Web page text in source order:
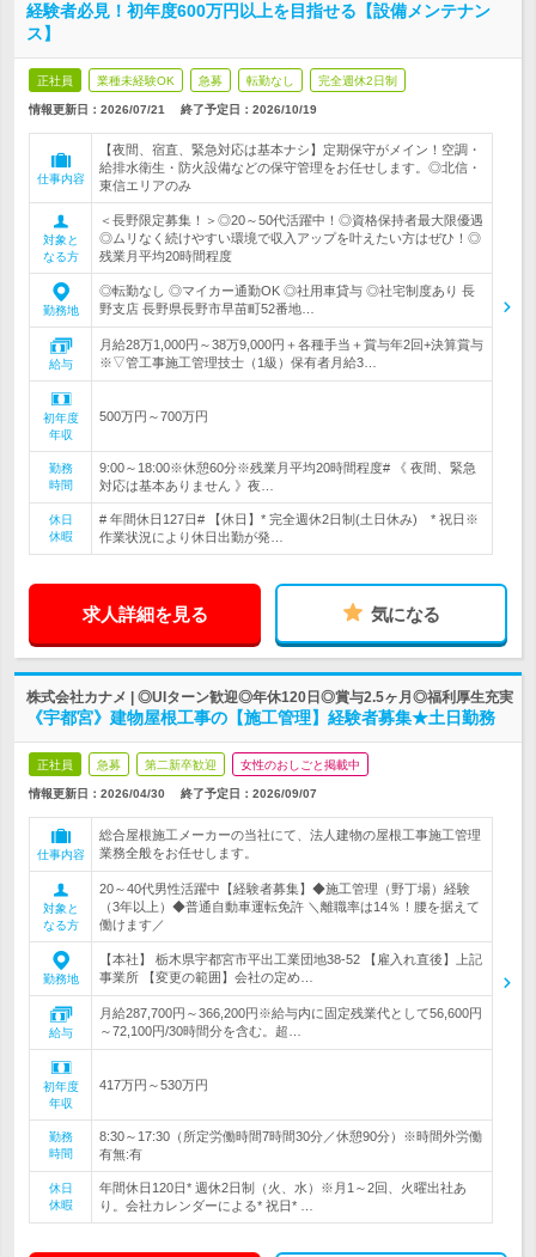
経験者必見！初年度600万円以上を目指せる【設備メンテナン
ス】
正社員 業種未経験OK 急募 転勤なし 完全週休2日制
情報更新日：2026/07/21 終了予定日： 2026/10/19
仕事内容
【夜間、宿直、緊急対応は基本ナシ】定期保守がメイン！空調・
給排水衛生・防火設備などの保守管理をお任せします。◎北信・
東信エリアのみ
対象と
なる方
＜長野限定募集！＞◎20～50代活躍中！◎資格保持者最大限優遇
◎ムリなく続けやすい環境で収入アップを叶えたい方はぜひ！◎
残業月平均20時間程度
勤務地
◎転勤なし ◎マイカー通勤OK ◎社用車貸与 ◎社宅制度あり 長
野支店 長野県長野市早苗町52番地…
給与
月給28万1,000円～38万9,000円＋各種手当＋賞与年2回+決算賞与
※▽管工事施工管理技士（1級）保有者月給3…
初年度
年収
500万円～700万円
勤務
時間
9:00～18:00※休憩60分※残業月平均20時間程度# 《 夜間、緊急
対応は基本ありません 》夜…
休日
休暇
# 年間休日127日# 【休日】* 完全週休2日制(土日休み) * 祝日※
作業状況により休日出勤が発…
求人詳細を見る 気になる
株式会社カナメ | ◎UIターン歓迎◎年休120日◎賞与2.5ヶ月◎福利厚生充実
《宇都宮》建物屋根工事の【施工管理】経験者募集★土日勤務
正社員 急募 第二新卒歓迎 女性のおしごと掲載中
情報更新日：2026/04/30 終了予定日： 2026/09/07
仕事内容
総合屋根施工メーカーの当社にて、法人建物の屋根工事施工管理
業務全般をお任せします。
対象と
なる方
20～40代男性活躍中【経験者募集】◆施工管理（野丁場）経験
（3年以上）◆普通自動車運転免許 ＼離職率は14％！腰を据えて
働けます／
勤務地
【本社】 栃木県宇都宮市平出工業団地38-52 【雇入れ直後】上記
事業所 【変更の範囲】会社の定め…
給与
月給287,700円～366,200円※給与内に固定残業代として56,600円
～72,100円/30時間分を含む。超…
初年度
年収
417万円～530万円
勤務
時間
8:30～17:30（所定労働時間7時間30分／休憩90分）※時間外労働
有無:有
休日
休暇
年間休日120日* 週休2日制（火、水）※月1～2回、火曜出社あ
り。会社カレンダーによる* 祝日* …